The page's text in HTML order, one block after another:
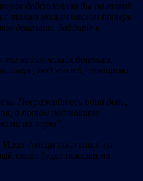
действовала бы на такой
с таким малым числом потерь
доказано. Зайдите в
мы видим наших братьев,
под землей, роющими
Посражайтесь один день,
а потом подпишите
по горло”.
Идан Амеди выступил на
скоро будет показан на